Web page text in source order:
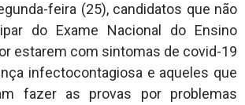
feira (25), candidatos que não
do Exame Nacional do Ensino
estarem com sintomas de covid-19
infectocontagiosa e aqueles que
fazer as provas por problemas